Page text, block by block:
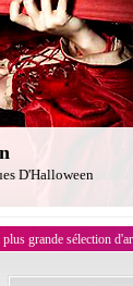
D'Halloween
grande sélection